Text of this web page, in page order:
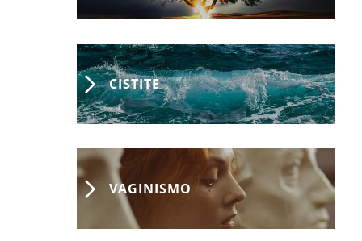
CISTITE
VAGINISMO